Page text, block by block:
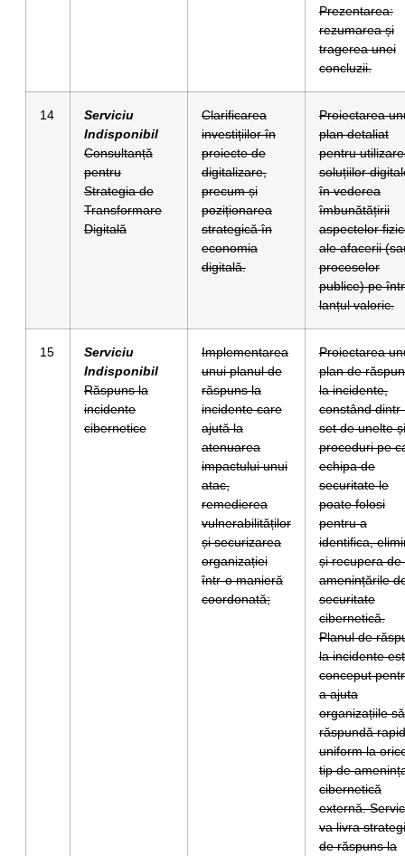
Prezentarea:
rezumarea și
tragerea unei
concluzii.
14
Serviciu
Indisponibil
Consultanță
pentru
Strategia de
Transformare
Digitală
Clarificarea
investițiilor în
proiecte de
digitalizare,
precum și
poziționarea
strategică în
economia
digitală.
Proiectarea
plan detaliat
pentru
soluțiilor
în vederea
îmbunătățirii
aspectelor
ale afacerii
proceselor
publice) pe
lanțul valoric.
15
Serviciu
Indisponibil
Răspuns la
incidente
cibernetice
Implementarea
unui planul de
răspuns la
incidente care
ajută la
atenuarea
impactului unui
atac,
remedierea
vulnerabilităților
și securizarea
organizației
într-o manieră
coordonată;
Proiectarea
plan de
la incidente,
constând
set de unelte și
proceduri pe
echipa de
securitate le
poate folosi
pentru a
identifica,
și recupera de
amenințările
securitate
cibernetică.
Planul de
la incidente
conceput
a ajuta
organizațiile să
răspundă
uniform la
tip de
cibernetică
externă.
va livra
de răspuns la